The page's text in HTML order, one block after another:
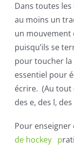
Dans toutes
au moins un
un mouvement
puisqu’ils se
pour toucher la
essentiel pour
écrire. (Au tout
des e, des l,
Pour enseigner
de hockey p